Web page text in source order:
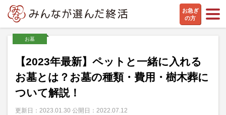
お急ぎ
の方
お墓
【2023年最新】ペットと一緒に入れる
お墓とは？お墓の種類・費用・樹木葬に
ついて解説！
更新日：2023.01.30 公開日：2022.07.12